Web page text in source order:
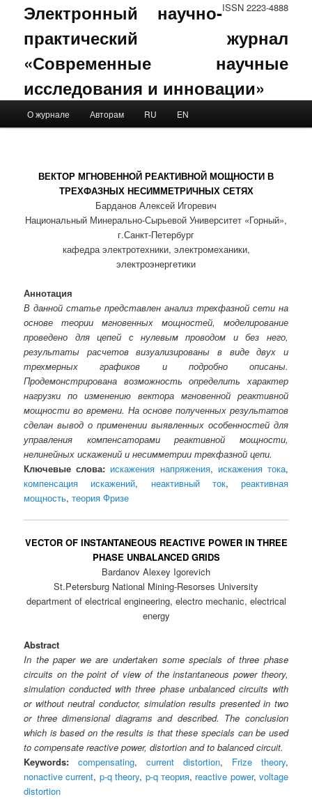
ISSN 2223-4888
Электронный научно-
практический журнал
«Современные научные
исследования и инновации»
Skip to primary content
Skip to secondary content
О журнале Авторам RU EN
ВЕКТОР МГНОВЕННОЙ РЕАКТИВНОЙ МОЩНОСТИ В
ТРЕХФАЗНЫХ НЕСИММЕТРИЧНЫХ СЕТЯХ
Барданов Алексей Игоревич
Национальный Минерально-Сырьевой Университет «Горный»,
г.Санкт-Петербург
кафедра электротехники, электромеханики,
электроэнергетики
Аннотация
В данной статье представлен анализ трехфазной сети на
основе теории мгновенных мощностей, моделирование
проведено для цепей с нулевым проводом и без него,
результаты расчетов визуализированы в виде двух и
трехмерных графиков и подробно описаны.
Продемонстрирована возможность определить характер
нагрузки по изменению вектора мгновенной реактивной
мощности во времени. На основе полученных результатов
сделан вывод о применении выявленных особенностей для
управления компенсаторами реактивной мощности,
нелинейных искажений и несимметрии трехфазной цепи.
Ключевые слова: искажения напряжения, искажения тока,
компенсация искажений, неактивный ток, реактивная
мощность,теория Фризе
VECTOR OF INSTANTANEOUS REACTIVE POWER IN THREE
PHASE UNBALANCED GRIDS
Bardanov Alexey Igorevich
St.Petersburg National Mining-Resorses University
department of electrical engineering, electro mechanic, electrical
energy
Abstract
In the paper we are undertaken some specials of three phase
circuits on the point of view of the instantaneous power theory,
simulation conducted with three phase unbalanced circuits with
or without neutral conductor, simulation results presented in two
or three dimensional diagrams and described. The conclusion
which is based on the results is that these specials can be used
to compensate reactive power, distortion and to balanced circuit.
Keywords:
compensating,current distortion, Frize theory,
nonactive current, p-q theory, p-q теория, reactive power,voltage
distortion